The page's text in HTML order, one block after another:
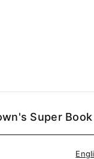
Super